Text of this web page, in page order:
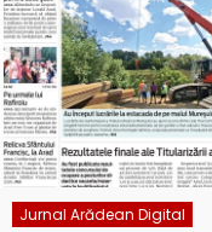
Jurnal Arădean Digital